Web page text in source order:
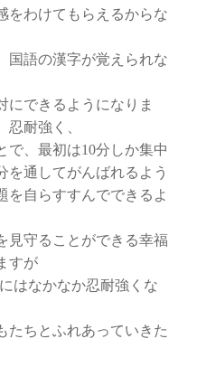
をわけてもらえるからな
国語の漢字が覚えられな
にできるようになりま
耐強く、
で、最初は10分しか集中
を通してがんばれるよう
を自らすすんでできるよ
見守ることができる幸福
すが
はなかなか忍耐強くな
たちとふれあっていきた